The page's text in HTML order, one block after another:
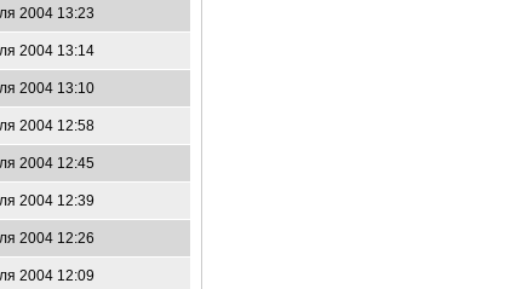
2004 13:23
2004 13:14
2004 13:10
2004 12:58
2004 12:45
2004 12:39
2004 12:26
2004 12:09